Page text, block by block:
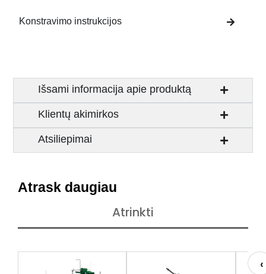
Konstravimo instrukcijos
Išsami informacija apie produktą
Klientų akimirkos
Atsiliepimai
Atrask daugiau
Atrinkti